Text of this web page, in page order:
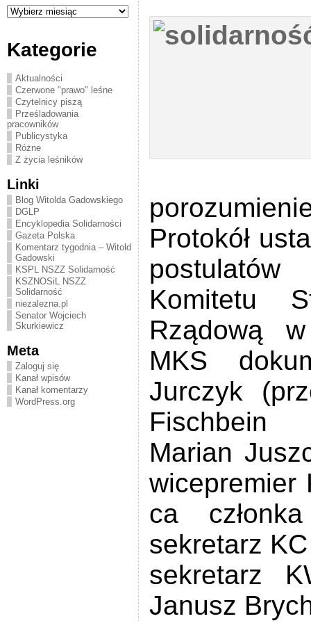
Archiwa
Kategorie
Aktualności
Czerwone "prawo" leśne
Czytelnicy piszą
Prześladowania
pracowników
Publicystyka
Różne
Z życia leśników
Linki
Blog Witolda Gadowskiego
DGLP
Encyklopedia Solidarności
Gazeta Polska
Komentarz tygodnia – Witold
Gadowski
KSPL NSZZ Solidarność
KSZNOSiL NSZZ
Solidarność
niezalezna.pl
Senator Wojciech
Skurkiewicz
Meta
Zaloguj się
Kanał wpisów
Kanał komentarzy
WordPress.org
Protokół
Komitetu
Rządową
MKS
Jurczyk
Fischbein
Marian
wicepremier
ca
sekretarz
sekretarz
Janusz